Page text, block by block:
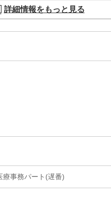
詳細情報をもっと見る
療事務パート(遅番)